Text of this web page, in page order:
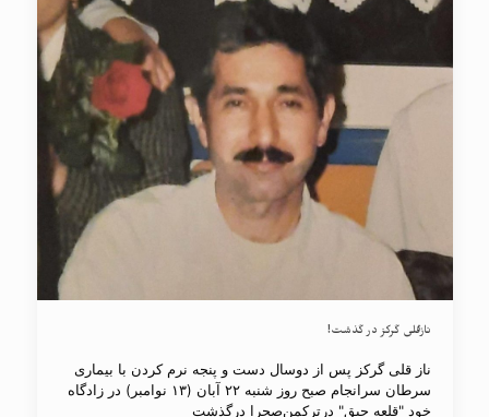
نازقلی گرکز در گذشت!
ناز قلی گرکز پس از دوسال دست و پنجه نرم کردن با بیماری
سرطان سرانجام صبح روز شنبه ۲۲ آبان (۱۳ نوامبر) در زادگاه
خود "قلعه جیق" درترکمن‌صحرا درگذشت